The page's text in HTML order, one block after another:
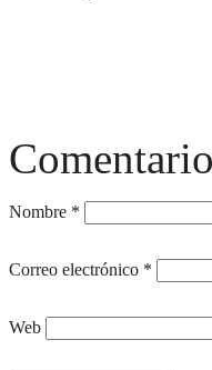
Comentario
Nombre *
Correo electrónico *
Web